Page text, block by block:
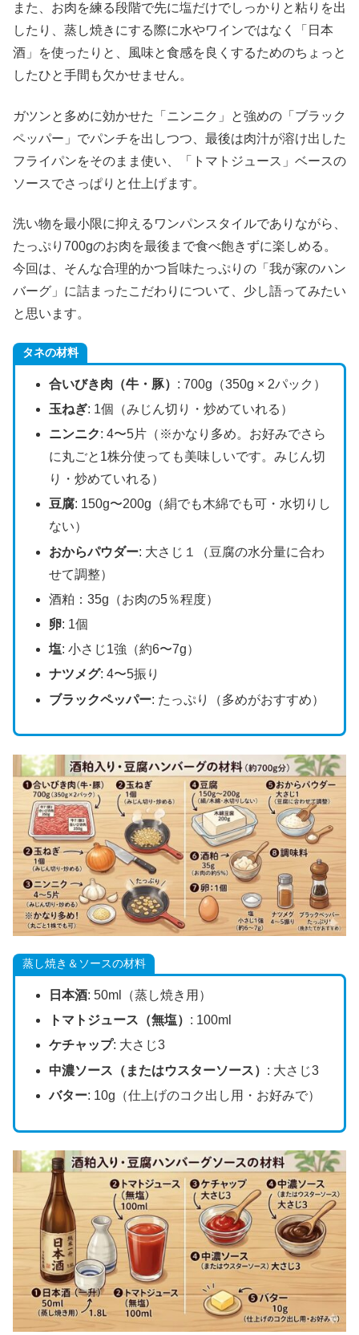
また、お肉を練る段階で先に塩だけでしっかりと粘りを出
したり、蒸し焼きにする際に水やワインではなく「日本
酒」を使ったりと、風味と食感を良くするためのちょっと
したひと手間も欠かせません。
ガツンと多めに効かせた「ニンニク」と強めの「ブラック
ペッパー」でパンチを出しつつ、最後は肉汁が溶け出した
フライパンをそのまま使い、「トマトジュース」ベースの
ソースでさっぱりと仕上げます。
洗い物を最小限に抑えるワンパンスタイルでありながら、
たっぷり700gのお肉を最後まで食べ飽きずに楽しめる。
今回は、そんな合理的かつ旨味たっぷりの「我が家のハン
バーグ」に詰まったこだわりについて、少し語ってみたい
と思います。
タネの材料
合いびき肉（牛・豚） : 700g（350g × 2パック）
玉ねぎ: 1個（みじん切り・炒めていれる）
ニンニク: 4〜5片（※かなり多め。お好みでさら
に丸ごと1株分使っても美味しいです。みじん切
り・炒めていれる）
豆腐: 150g〜200g（絹でも木綿でも可・水切りし
ない）
おからパウダー: 大さじ１（豆腐の水分量に合わ
せて調整）
酒粕：35g（お肉の5％程度）
卵: 1個
塩: 小さじ1強（約6〜7g）
ナツメグ: 4〜5振り
ブラックペッパー: たっぷり（多めがおすすめ）
蒸し焼き＆ソースの材料
日本酒: 50ml（蒸し焼き用）
トマトジュース（無塩） : 100ml
ケチャップ: 大さじ3
中濃ソース（またはウスターソース） : 大さじ3
バター: 10g（仕上げのコク出し用・お好みで）